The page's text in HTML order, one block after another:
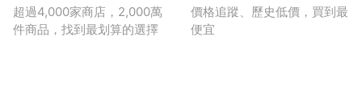
超過4,000家商店，2,000萬
件商品，找到最划算的選擇
價格追蹤、歷史低價，買到最
便宜